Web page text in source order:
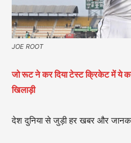
JOE ROOT
जो रूट ने कर दिया टेस्ट क्रिकेट में ये
खिलाड़ी
देश दुनिया से जुड़ी हर खबर और